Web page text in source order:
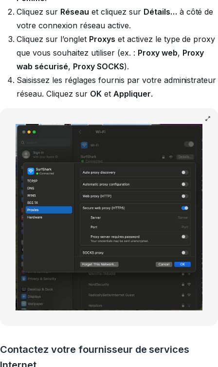
Cliquez sur Réseau et cliquez sur Détails… à côté de
votre connexion réseau active.
Cliquez sur l’onglet Proxys et activez le type de proxy
que vous souhaitez utiliser (ex. : Proxy web, Proxy
wab sécurisé, Proxy SOCKS).
Saisissez les réglages fournis par votre administrateur
réseau. Cliquez sur OKet Appliquer.
Contactez votre fournisseur de services